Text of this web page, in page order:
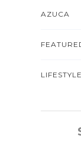
AZUCA
LIFESTYLE